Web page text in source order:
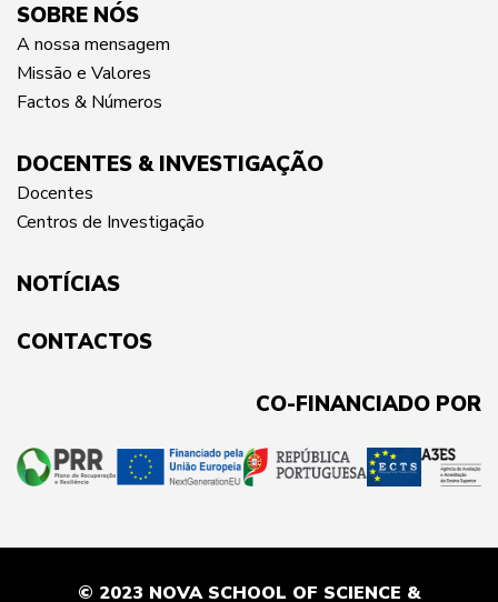
SOBRE NÓS
A nossa mensagem
Missão e Valores
Factos & Números
DOCENTES & INVESTIGAÇÃO
Docentes
Centros de Investigação
NOTÍCIAS
CONTACTOS
CO-FINANCIADO POR
© 2023 NOVA SCHOOL OF SCIENCE &